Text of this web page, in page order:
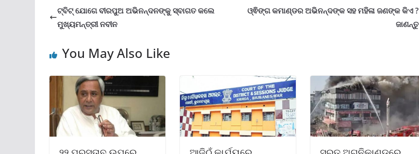
ଟ୍ବିଟ୍ ଯୋଗେ ବୀରପୁଅ ଅଭିନନ୍ଦନଙ୍କୁ ସ୍ବାଗତ କଲେ
ମୁଖ୍ୟମନ୍ତ୍ରୀ ନବୀନ
ଓ୍ଵିଙ୍ଗ କମାଣ୍ଡର ଅଭିନନ୍ଦଙ୍କ ସହ ମହିଳା ଜଣଙ୍କ କିଏ ?
ଜାଣନ୍ତୁ
You May Also Like